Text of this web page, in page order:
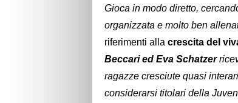
Gioca in modo diretto,
organizzata e molto ben
riferimenti alla crescita del
Beccari ed Eva Schatzer
ragazze cresciute quasi
considerarsi titolari della